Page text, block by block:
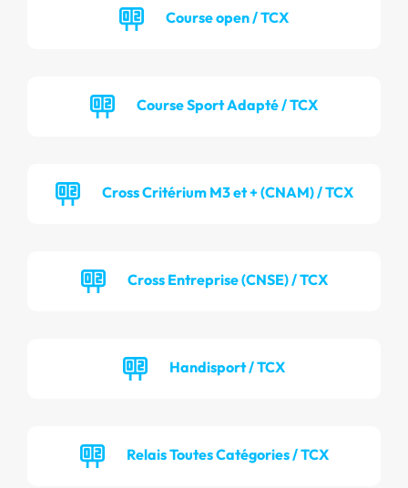
Course open / TCX
Course Sport Adapté / TCX
Cross Critérium M3 et + (CNAM) / TCX
Cross Entreprise (CNSE) / TCX
Handisport / TCX
Relais Toutes Catégories / TCX